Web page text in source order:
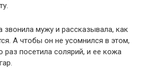
звонила мужу и рассказывала, как
А чтобы он не усомнился в этом,
раз посетила солярий, и ее кожа